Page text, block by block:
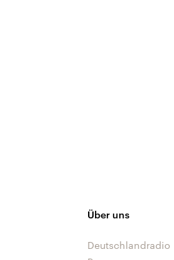
Über uns
Deutschlandradio